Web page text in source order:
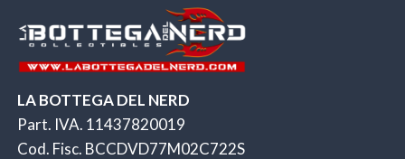
LA BOTTEGA DEL NERD
Part. IVA. 11437820019
Cod. Fisc. BCCDVD77M02C722S